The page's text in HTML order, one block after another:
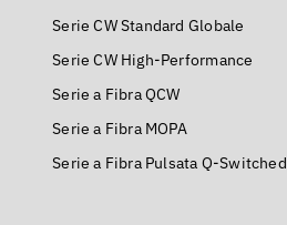
Serie CW Standard Globale
Serie CW High-Performance
Serie a Fibra QCW
Serie a Fibra MOPA
Serie a Fibra Pulsata Q-Switched